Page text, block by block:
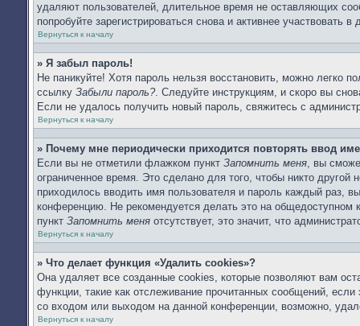
удаляют пользователей, длительное время не оставляющих
попробуйте зарегистрироваться снова и активнее участвовать в
Вернуться к началу
» Я забыл пароль!
Не паникуйте! Хотя пароль нельзя восстановить, можно легко
ссылку Забыли пароль?. Следуйте инструкциям, и скоро вы
Если не удалось получить новый пароль, свяжитесь с
Вернуться к началу
» Почему мне периодически приходится повторять ввод
Если вы не отметили флажком пункт Запомнить меня, вы
ограниченное время. Это сделано для того, чтобы никто
приходилось вводить имя пользователя и пароль каждый раз,
конференцию. Не рекомендуется делать это на общедоступном
пункт Запомнить меня отсутствует, это значит, что
Вернуться к началу
» Что делает функция «Удалить cookies»?
Она удаляет все созданные cookies, которые позволяют вам
функции, такие как отслеживание прочитанных сообщений,
со входом или выходом на данной конференции, возможно,
Вернуться к началу